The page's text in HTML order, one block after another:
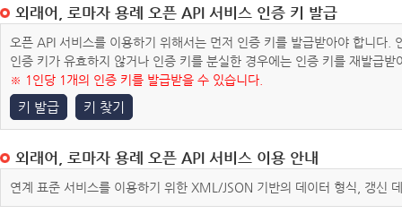
외래어, 로마자 용례 오픈 API 서비스 인증 키 발급
오픈 API 서비스를 이용하기 위해서는 먼저 인증 키를 발급받아야 합니다
인증 키가 유효하지 않거나 인증 키를 분실한 경우에는 인증 키를 재발급받
※ 1인당 1개의 인증 키를 발급받을 수 있습니다.
키 발급 키 찾기
외래어, 로마자 용례 오픈 API 서비스 이용 안내
연계 표준 서비스를 이용하기 위한 XML/JSON 기반의 데이터 형식, 갱신